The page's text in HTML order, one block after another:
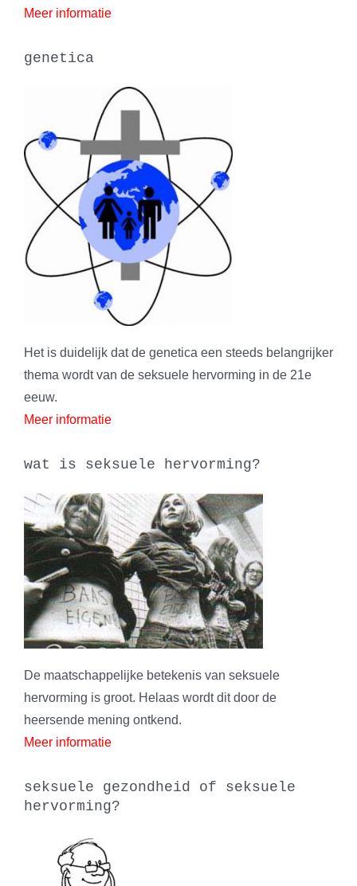
Meer informatie
genetica
Het is duidelijk dat de genetica een steeds belangrijker
thema wordt van de seksuele hervorming in de 21e
eeuw.
Meer informatie
wat is seksuele hervorming?
De maatschappelijke betekenis van seksuele
hervorming is groot. Helaas wordt dit door de
heersende mening ontkend.
Meer informatie
seksuele gezondheid of seksuele
hervorming?